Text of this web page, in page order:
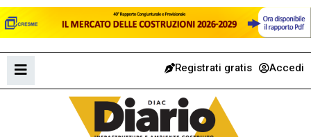
Registrati gratis Accedi